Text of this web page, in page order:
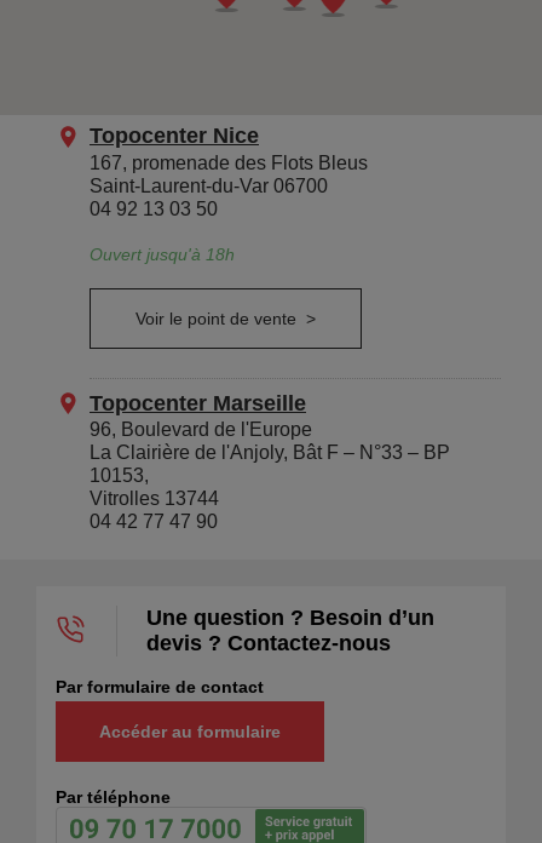
Topocenter Nice
167, promenade des Flots Bleus
Saint-Laurent-du-Var 06700
04 92 13 03 50
Ouvert jusqu'à 18h
Voir le point de vente >
Topocenter Marseille
96, Boulevard de l'Europe
La Clairière de l'Anjoly, Bât F – N°33 – BP
10153,
Vitrolles 13744
04 42 77 47 90
Voir le point de vente >
2 boulevard Hélène Viannay
Toulouse 31100
05 62 87 86 50
Ouvert jusqu'à 17:30
Une question ? Besoin d’un
devis ? Contactez-nous
Par formulaire de contact
Accéder au formulaire
Par téléphone